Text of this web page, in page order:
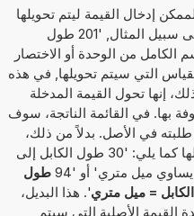
إدخال القيمة ليتم تحويلها
معاً مع وحدة القياس الأساسية؛ على سبيل المثال, '201 طول
الكامل من الوحدة أو الاختصار
التي سيتم تحويلها, في هذه
إنها تحول القيمة المدخلة
بها. في القائمة الناتجة، سوف
في الأصل. بدلاً من ذلك،
يمكن إدخال القيمة المطلوب تحويلها كما يلي: '30 طول الكابل إلى
طول
= ميل متري'. هذا البديل،
القيمة الأصلية التي سيتم